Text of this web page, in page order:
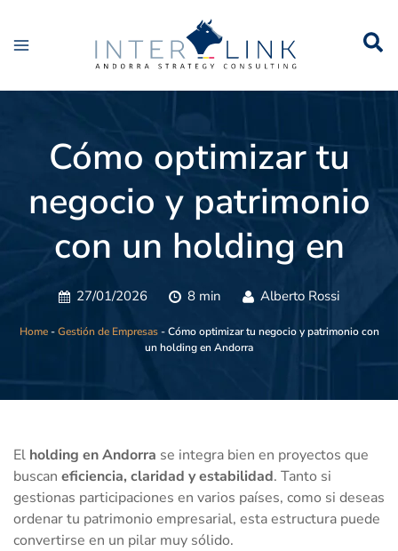
Cómo optimizar tu
negocio y patrimonio
con un holding en
Andorra
27/01/2026 8 min Alberto Rossi
Home-Gestión de Empresas-Cómo optimizar tu negocio y patrimonio con
un holding en Andorra
El holding en Andorra se integra bien en proyectos que
buscan eficiencia, claridad y estabilidad. Tanto si
gestionas participaciones en varios países, como si deseas
ordenar tu patrimonio empresarial, esta estructura puede
convertirse en un pilar muy sólido.